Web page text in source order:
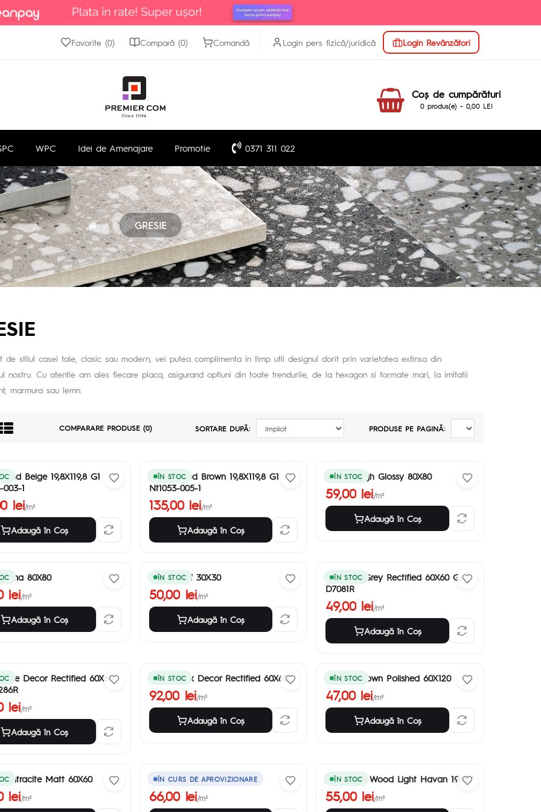
Login Revânzători
Login pers fizică/juridică
Favorite (0) Compară (0) Comandă
Coş de cumpărături
0 produs(e) - 0,00 LEI
WPC Idei de Amenajare Promotie 0371 311 022
GRESIE
de stilul casei tale, clasic sau modern, vei putea complimenta in timp util designul dorit prin varietatea extinsa din
nostru. Cu atentie am ales fiecare placa, asigurand optiuni din toate trendurile, de la hexagon si formate mari, la imitatii
marmura sau lemn.
COMPARARE PRODUSE (0) SORTARE DUPĂ: PRODUSE PE PAGINĂ:
Beige 19,8X119,8 G1
003-1
lei/m²
Adaugă în Coş
ÎN STOC
Somerwood Brown 19,8X119,8 G1
Nt1053-005-1
135,00 lei/m²
Adaugă în Coş
ÎN STOC
Nextra High Glossy 80X80
59,00 lei/m²
Adaugă în Coş
80X80
lei/m²
Adaugă în Coş
ÎN STOC
79 Blue Df 30X30
50,00 lei/m²
Adaugă în Coş
ÎN STOC
Sanremo Grey Rectified 60X60 Gs-
D7081R
49,00 lei/m²
Adaugă în Coş
Decor Rectified 60X60
lei/m²
Adaugă în Coş
ÎN STOC
Daria Mink Decor Rectified 60X60
92,00 lei/m²
Adaugă în Coş
ÎN STOC
Alanya Brown Polished 60X120
47,00 lei/m²
Adaugă în Coş
Antracite Matt 60X60
lei/m²
ÎN CURS DE APROVIZIONARE
Titan Beige Matt 60X60
66,00 lei/m²
ÎN STOC
New Style Wood Light Havan 19X57
55,00 lei/m²